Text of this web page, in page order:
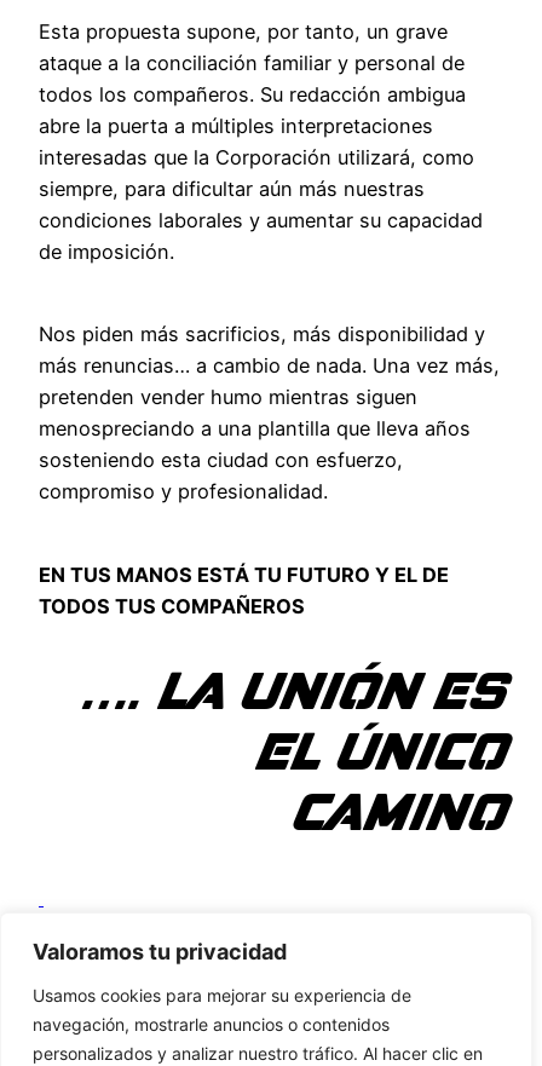
Valoramos tu privacidad
Usamos cookies para mejorar su experiencia de
navegación, mostrarle anuncios o contenidos
personalizados y analizar nuestro tráfico. Al hacer clic en
Esta propuesta supone, por tanto, un grave
ataque a la conciliación familiar y personal de
todos los compañeros. Su redacción ambigua
abre la puerta a múltiples interpretaciones
interesadas que la Corporación utilizará, como
siempre, para dificultar aún más nuestras
condiciones laborales y aumentar su capacidad
de imposición.
Nos piden más sacrificios, más disponibilidad y
más renuncias… a cambio de nada. Una vez más,
pretenden vender humo mientras siguen
menospreciando a una plantilla que lleva años
sosteniendo esta ciudad con esfuerzo,
compromiso y profesionalidad.
EN TUS MANOS ESTÁ TU FUTURO Y EL DE
TODOS TUS COMPAÑEROS
…. LA UNIÓN ES
EL ÚNICO
CAMINO
Comparte